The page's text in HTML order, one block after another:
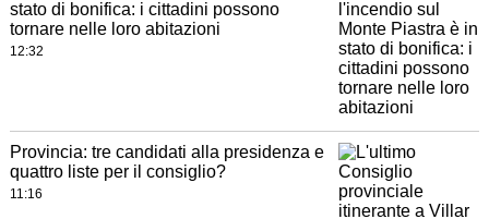
stato di bonifica: i cittadini possono
tornare nelle loro abitazioni
12:32
Provincia: tre candidati alla presidenza e
quattro liste per il consiglio?
11:16